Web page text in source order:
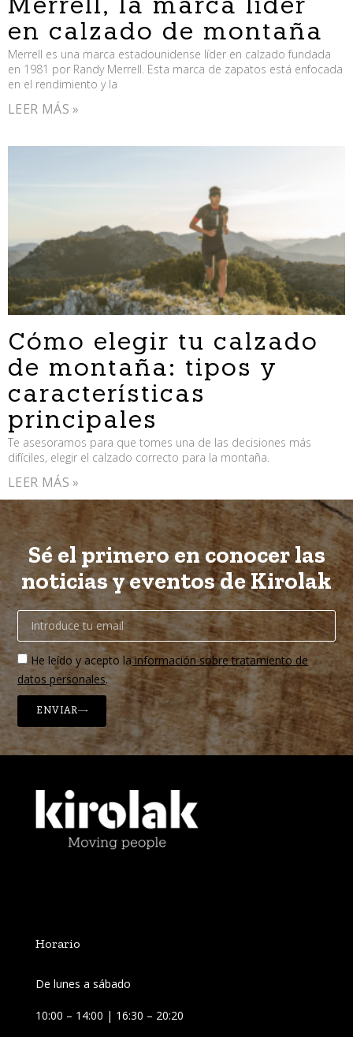
Merrell, la marca líder
en calzado de montaña
Merrell es una marca estadounidense líder en calzado fundada
en 1981 por Randy Merrell. Esta marca de zapatos está enfocada
en el rendimiento y la
LEER MÁS »
Cómo elegir tu calzado
de montaña: tipos y
características
principales
Te asesoramos para que tomes una de las decisiones más
difíciles, elegir el calzado correcto para la montaña.
LEER MÁS »
Sé el primero en conocer las
noticias y eventos de Kirolak
He leído y acepto lainformación sobre tratamiento de
datos personales.
ENVIAR
Horario
De lunes a sábado
10:00 – 14:00 | 16:30 – 20:20